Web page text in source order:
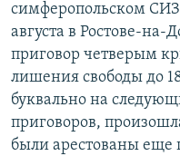
симферопольском
августа в Ростове-
приговор четверым
лишения свободы до 18
буквально на
приговоров,
были арестованы еще